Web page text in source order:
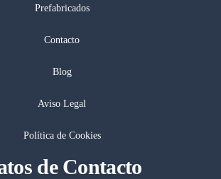
Prefabricados
Contacto
Blog
Aviso Legal
Política de Cookies
de Contacto